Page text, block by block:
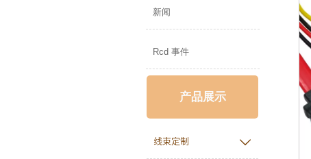
新闻
Rcd 事件
产品展示
线束定制 